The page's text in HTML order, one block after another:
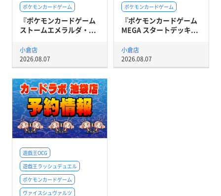
ポケモンカードゲーム
『ポケモンカードゲーム
ストームエメラルダ・...
小倉店
2026.08.07
ポケモンカードゲーム
『ポケモンカードゲーム
MEGA スタートデッキ...
小倉店
2026.08.07
遊戯王OCG
遊戯王ラッシュデュエル
ポケモンカードゲーム
ヴァイスシュヴァルツ